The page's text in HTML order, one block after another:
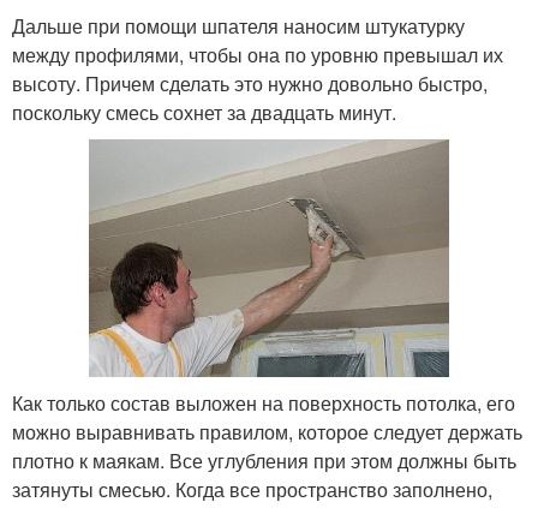
Дальше при помощи шпателя наносим штукатурку
между профилями, чтобы она по уровню превышал их
высоту. Причем сделать это нужно довольно быстро,
поскольку смесь сохнет за двадцать минут.
Как только состав выложен на поверхность потолка, его
можно выравнивать правилом, которое следует держать
плотно к маякам. Все углубления при этом должны быть
затянуты смесью. Когда все пространство заполнено,